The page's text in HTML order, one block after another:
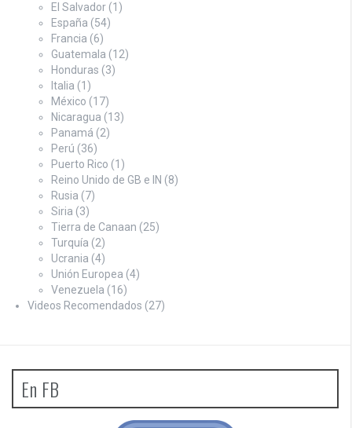
El Salvador (1)
España (54)
Francia (6)
Guatemala (12)
Honduras (3)
Italia (1)
México (17)
Nicaragua (13)
Panamá (2)
Perú (36)
Puerto Rico (1)
Reino Unido de GB e IN (8)
Rusia (7)
Siria (3)
Tierra de Canaan (25)
Turquía (2)
Ucrania (4)
Unión Europea (4)
Venezuela (16)
Videos Recomendados (27)
En FB